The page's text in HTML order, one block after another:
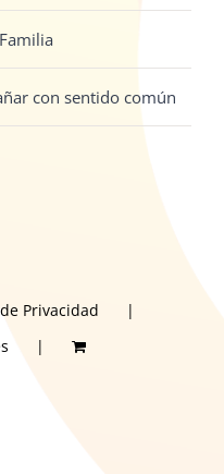
con sentido común
Privacidad